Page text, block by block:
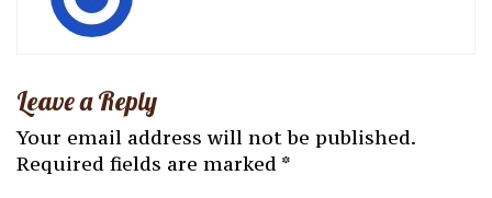
Leave a Reply
Your email address will not be published.
Required fields are marked *